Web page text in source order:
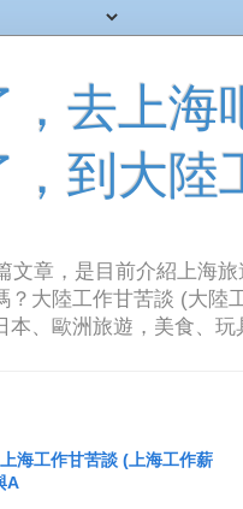
，去上
，到大陸
文章，是目前介紹上海
？大陸工作甘苦談 (大陸
本、歐洲旅遊，美食、
海工作甘苦談 (上海工作薪
A